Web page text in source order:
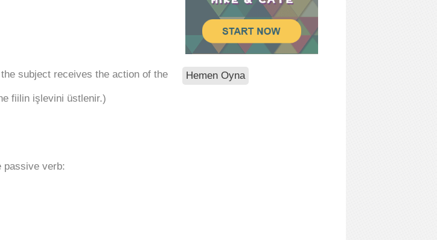
subject receives the action of the
fiilin işlevini üstlenir.)
passive verb:
Hemen Oyna